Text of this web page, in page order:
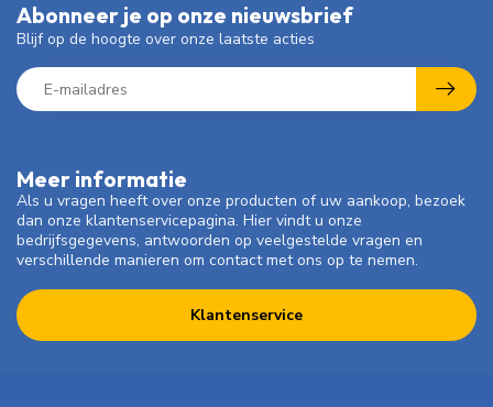
Meer informatie
Als u vragen heeft over onze producten of uw aankoop, bezoek
dan onze klantenservicepagina. Hier vindt u onze
bedrijfsgegevens, antwoorden op veelgestelde vragen en
verschillende manieren om contact met ons op te nemen.
Klantenservice
Abonneer je op onze nieuwsbrief
Blijf op de hoogte over onze laatste acties